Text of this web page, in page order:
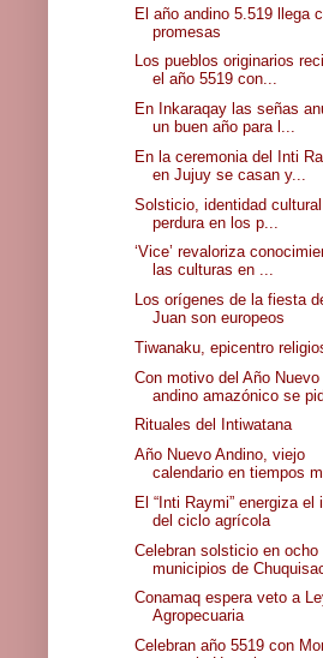
El año andino 5.519 llega
promesas
Los pueblos originarios
el año 5519 con...
En Inkaraqay las señas
un buen año para l...
En la ceremonia del Inti
en Jujuy se casan y...
Solsticio, identidad
perdura en los p...
‘Vice’ revaloriza
las culturas en ...
Los orígenes de la fiesta
Juan son europeos
Tiwanaku, epicentro
Con motivo del Año Nuevo
andino amazónico se
Rituales del Intiwatana
Año Nuevo Andino, viejo
calendario en tiempos
El “Inti Raymi” energiza el
del ciclo agrícola
Celebran solsticio en ocho
municipios de
Conamaq espera veto a
Agropecuaria
Celebran año 5519 con